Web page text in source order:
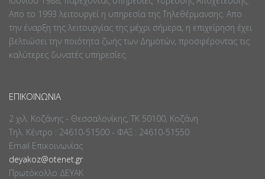
Απο το 1993 λειτουργεί η υπηρεσία της Τηλεθέρμανσης. Απο
την έναρξη της λειτουργίας της μέχρι σήμερα, η επιχείρηση έχει
βελτιώσει την ποιότητα ζωής των Δημοτών, προσφέροντας τις
καλύτερες δυνατές υπηρεσίες.
ΕΠΙΚΟΙΝΩΝΊΑ
2 χιλ. Κοζάνης - Θεσσαλονίκης, ΤΚ 50100, Κοζάνη
Τηλ. Κέντρο : 24610-51500 - ΦΑΞ : 24610-51550
Email Επικοινωνίας
deyakoz@otenet.gr
Πρωτόκολλο ΔΕΥΑΚ